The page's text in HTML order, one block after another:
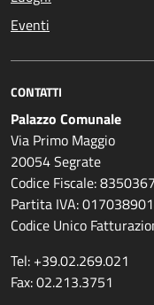
Eventi
CONTATTI
Palazzo Comunale
Via Primo Maggio
20054 Segrate
Codice Fiscale:
Partita IVA:
Codice Unico
Tel: +39.02.269.021
Fax: 02.213.3751